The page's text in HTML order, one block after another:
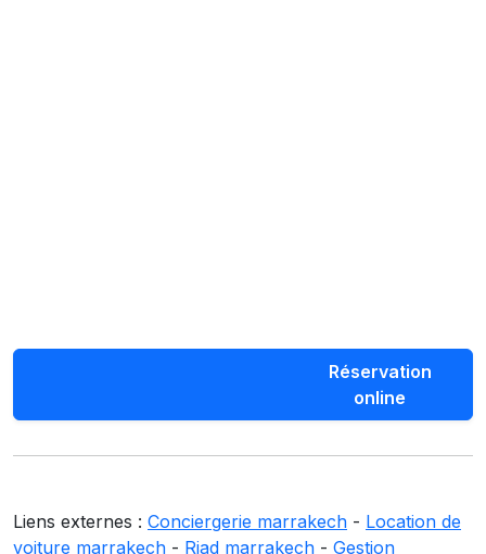
Réservation
online
Liens externes : Conciergerie marrakech - Location de
voiture marrakech - Riad marrakech - Gestion